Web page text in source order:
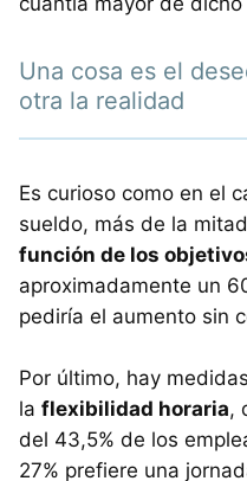
Una cosa es el
otra la realidad
Es curioso como en el
sueldo, más de la mitad
función de los
aproximadamente un
pediría el aumento sin
Por último, hay
la flexibilidad horaria,
del 43,5% de los
27% prefiere una